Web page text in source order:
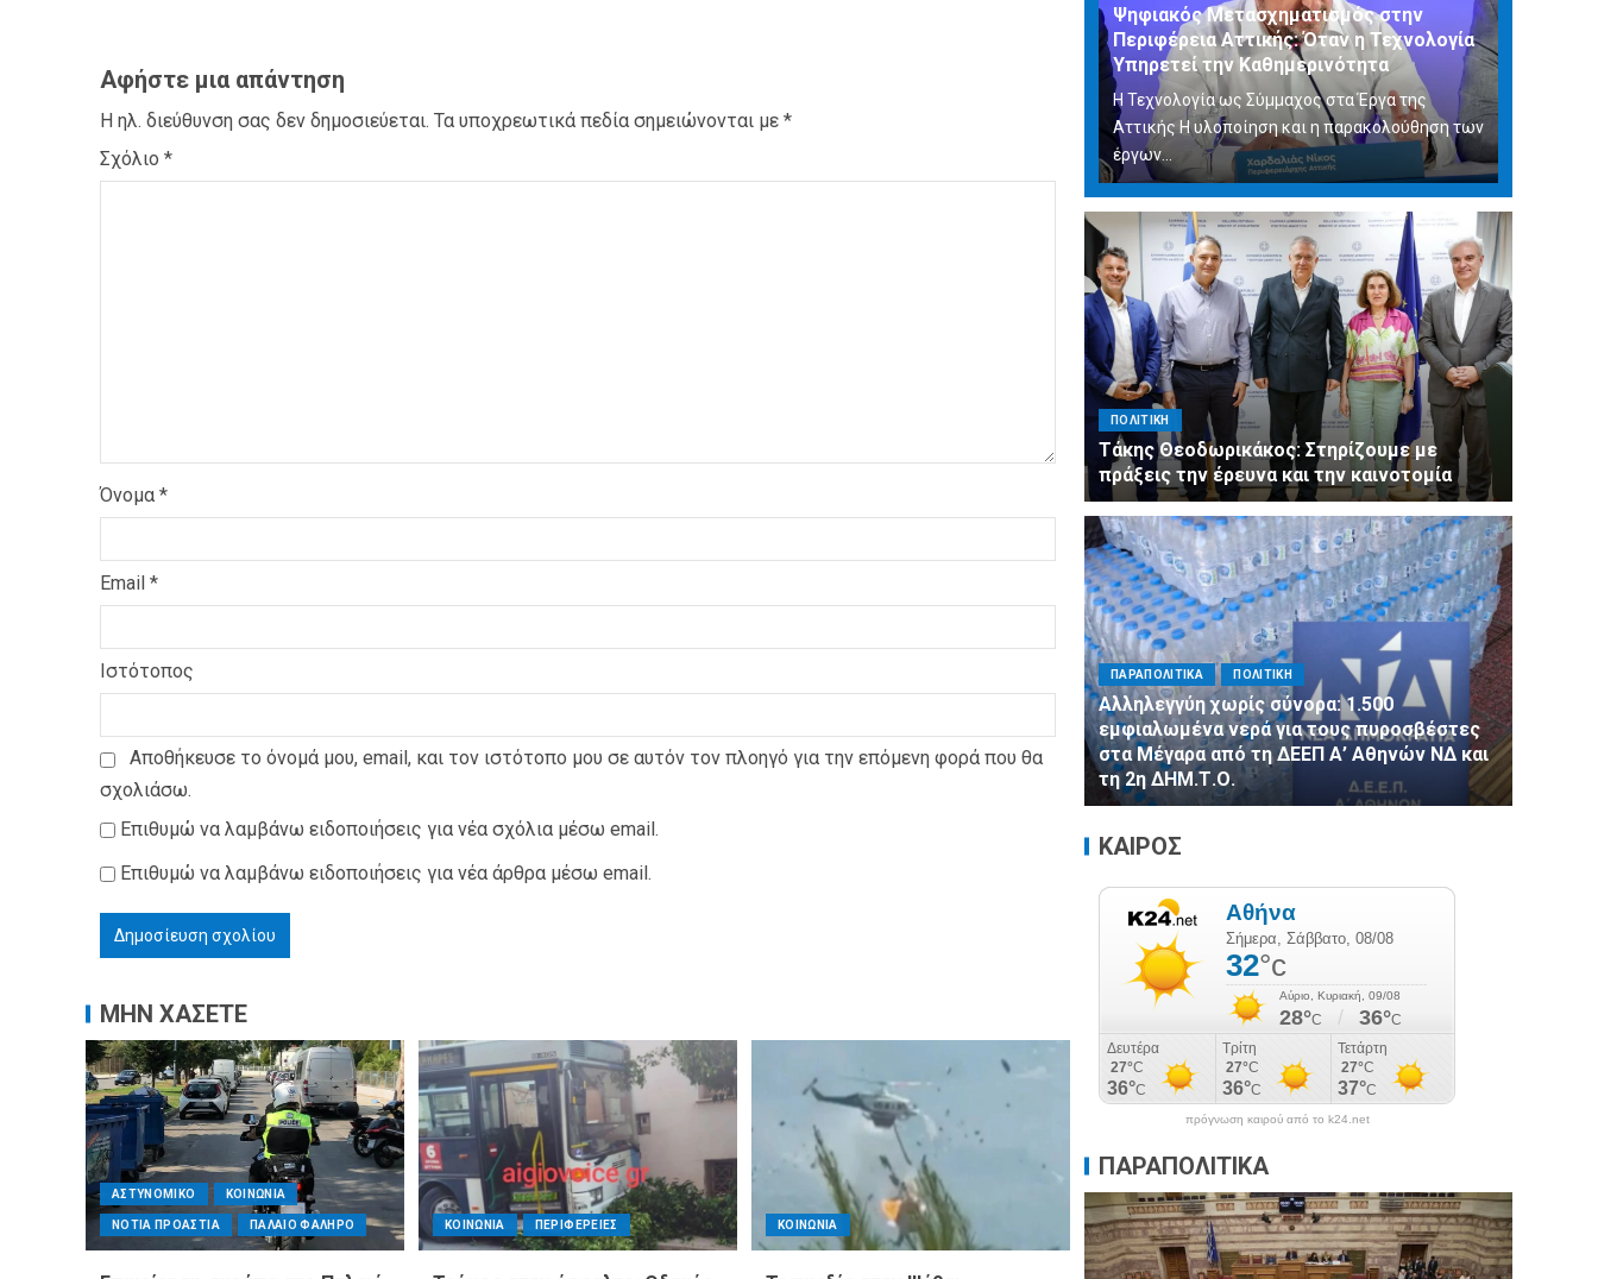
Αφήστε μια απάντηση
Η ηλ. διεύθυνση σας δεν δημοσιεύεται. Τα υποχρεωτικά πεδία σημειώνονται με *
Σχόλιο *
Όνομα *
Email *
Ιστότοπος
Αποθήκευσε το όνομά μου, email, και τον ιστότοπο μου σε αυτόν τον πλοηγό για την επόμενη φορά που θα
σχολιάσω.
Επιθυμώ να λαμβάνω ειδοποιήσεις για νέα σχόλια μέσω email.
Επιθυμώ να λαμβάνω ειδοποιήσεις για νέα άρθρα μέσω email.
ΜΗΝ ΧΑΣΕΤΕ
ΑΣΤΥΝΟΜΙΚΟ ΚΟΙΝΩΝΙΑ
ΝΟΤΙΑ ΠΡΟΑΣΤΙΑ ΠΑΛΑΙΟ ΦΑΛΗΡΟ ΚΟΙΝΩΝΙΑ ΠΕΡΙΦΕΡΕΙΕΣ ΚΟΙΝΩΝΙΑ
Ψηφιακός Μετασχηματισμός στην
Περιφέρεια Αττικής: Όταν η Τεχνολογία
Υπηρετεί την Καθημερινότητα
Η Τεχνολογία ως Σύμμαχος στα Έργα της
Αττικής Η υλοποίηση και η παρακολούθηση των
έργων...
ΠΟΛΙΤΙΚΗ
Τάκης Θεοδωρικάκος: Στηρίζουμε με
πράξεις την έρευνα και την καινοτομία
ΠΑΡΑΠΟΛΙΤΙΚΑ ΠΟΛΙΤΙΚΗ
Αλληλεγγύη χωρίς σύνορα: 1.500
εμφιαλωμένα νερά για τους πυροσβέστες
στα Μέγαρα από τη ΔΕΕΠ Α’ Αθηνών ΝΔ και
τη 2η ΔΗΜ.Τ.Ο.
ΚΑΙΡΟΣ
πρόγνωση καιρού από το k24.net
ΠΑΡΑΠΟΛΙΤΙΚΑ